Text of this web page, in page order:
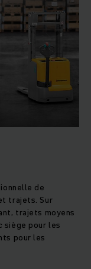
de
trajets. Sur
trajets moyens
siège pour les
pour les